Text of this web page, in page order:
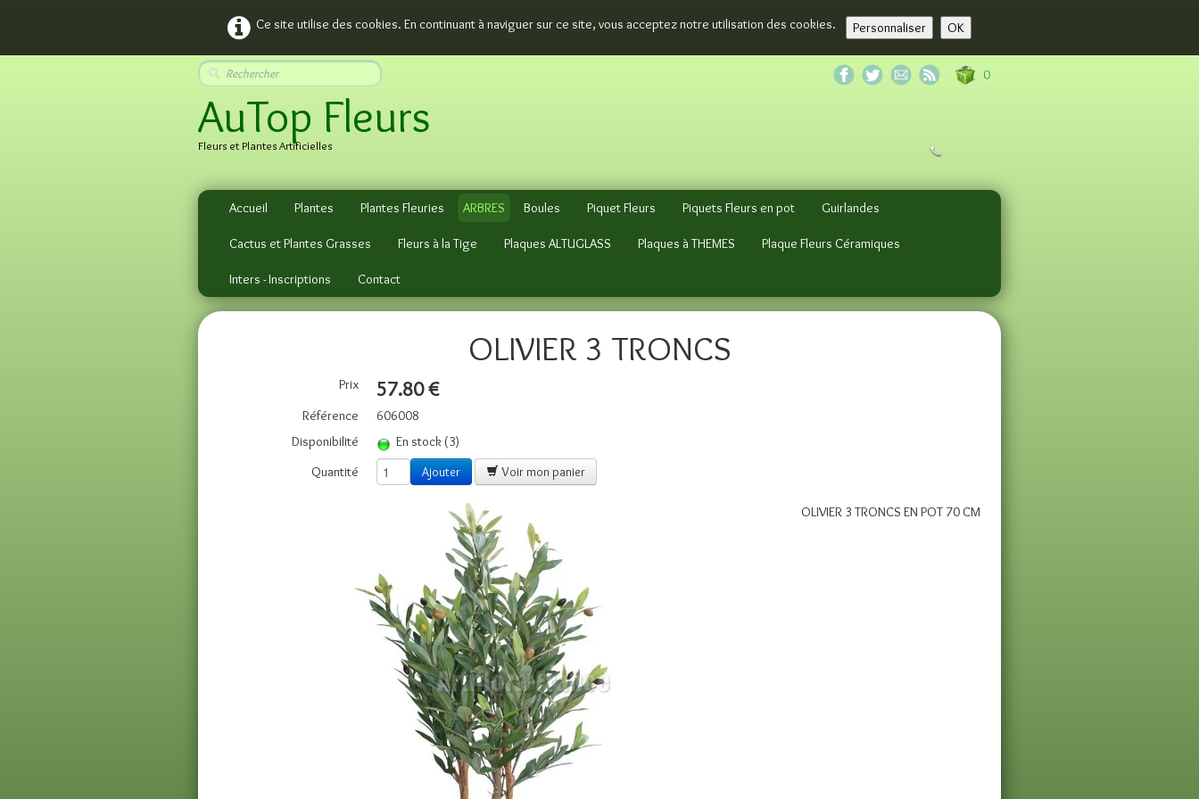
Ce site utilise des cookies. En continuant à naviguer sur ce site, vous acceptez notre utilisation des cookies. Personnaliser OK
0
AuTop Fleurs
Fleurs et Plantes Artificielles
Accueil Plantes Plantes Fleuries ARBRES Boules Piquet Fleurs Piquets Fleurs en pot Guirlandes
Cactus et Plantes Grasses Fleurs à la Tige Plaques ALTUGLASS Plaques à THEMES Plaque Fleurs Céramiques
Inters - Inscriptions Contact
OLIVIER 3 TRONCS
Prix 57.80 €
Référence
606008
Disponibilité
En stock (3)
Quantité
Ajouter Voir mon panier
OLIVIER 3 TRONCS EN POT 70 CM